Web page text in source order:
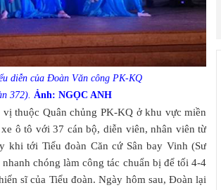
diễn của Đoàn Văn công PK-KQ
372). Ảnh: NGỌC ANH
thuộc Quân chủng PK-KQ ở khu vực miền
ô tô với 37 cán bộ, diễn viên, nhân viên từ
khi tới Tiểu đoàn Căn cứ Sân bay Vinh (Sư
chóng làm công tác chuẩn bị để tối 4-4
sĩ của Tiểu đoàn. Ngày hôm sau, Đoàn lại